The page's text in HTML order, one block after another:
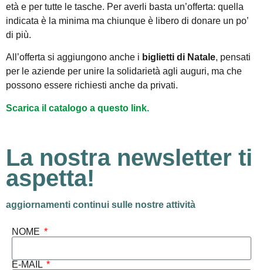
età e per tutte le tasche. Per averli basta un’offerta: quella
indicata è la minima ma chiunque è libero di donare un po’
di più.
All’offerta si aggiungono anche i biglietti di Natale, pensati
per le aziende per unire la solidarietà agli auguri, ma che
possono essere richiesti anche da privati.
Scarica il catalogo a questo link.
La nostra newsletter ti
aspetta!
aggiornamenti continui sulle nostre attività
NOME
E-MAIL